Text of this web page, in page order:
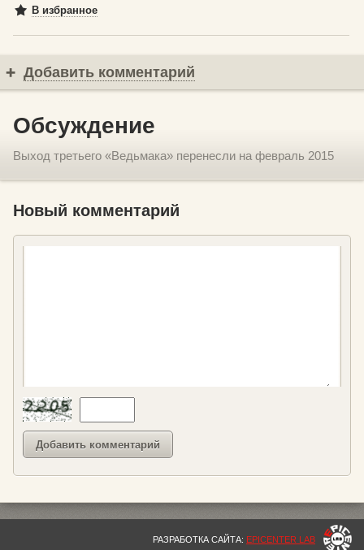
В избранное
Добавить комментарий
Обсуждение
Выход третьего «Ведьмака» перенесли на февраль 2015
Новый комментарий
РАЗРАБОТКА САЙТА: EPICENTER LAB